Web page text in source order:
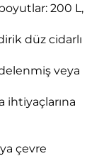
200 L,
düz cidarlı
veya
ihtiyaçlarına
çevre